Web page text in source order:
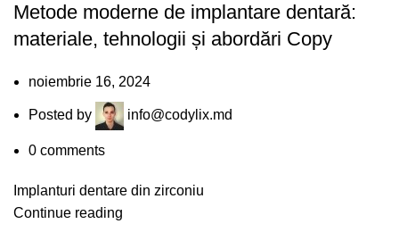
Metode moderne de implantare dentară:
materiale, tehnologii și abordări Copy
noiembrie 16, 2024
Posted by info@codylix.md
0 comments
Implanturi dentare din zirconiu
Continue reading